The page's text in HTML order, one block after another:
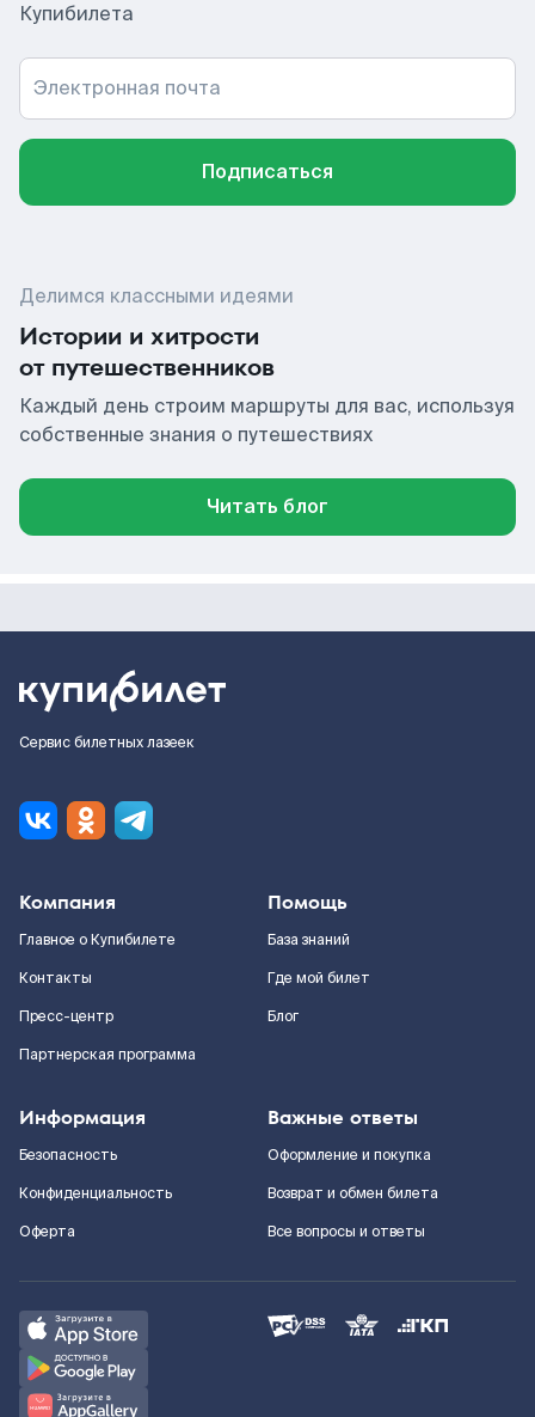
Купибилета
Электронная почта
Подписаться
Делимся классными идеями
Истории и хитрости
от путешественников
Каждый день строим маршруты для вас, используя
собственные знания о путешествиях
Читать блог
Сервис билетных лазеек
Компания
Главное о Купибилете
Контакты
Пресс-центр
Партнерская программа
Помощь
База знаний
Где мой билет
Блог
Информация
Безопасность
Конфиденциальность
Оферта
Важные ответы
Оформление и покупка
Возврат и обмен билета
Все вопросы и ответы